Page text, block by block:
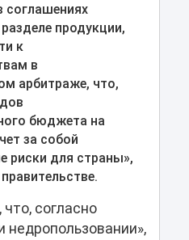
соглашениях
продукции,
к
в
арбитраже, что,
бюджета на
за собой
риски для страны»,
согласно
недропользовании»,